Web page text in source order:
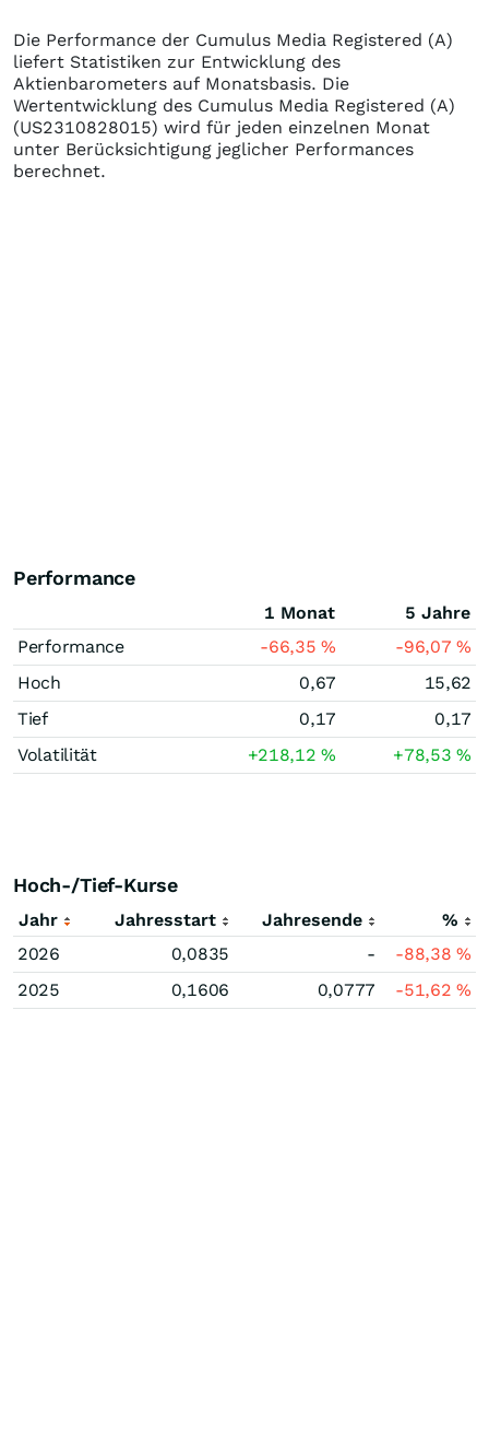
Die Performance der Cumulus Media Registered (A)
liefert Statistiken zur Entwicklung des
Aktienbarometers auf Monatsbasis. Die
Wertentwicklung des Cumulus Media Registered (A)
(US2310828015) wird für jeden einzelnen Monat
unter Berücksichtigung jeglicher Performances
berechnet.
Performance
1 Monat
5 Jahre
Performance
-66,35% -96,07%
Hoch
0,67
15,62
Tief
0,17
0,17
Volatilität
+218,12% +78,53%
Hoch-/Tief-Kurse
Jahr Jahresstart Jahresende
%
2026
0,0835 - -88,38%
2025
0,1606 0,0777 -51,62%